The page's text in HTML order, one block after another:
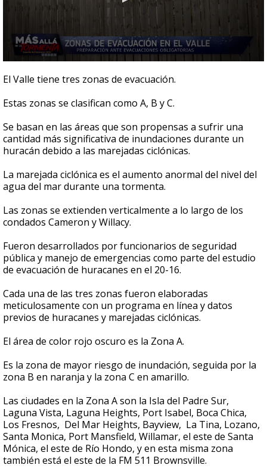
seconds
of
minutes,
seconds
El Valle tiene tres zonas de evacuación.
Estas zonas se clasifican como A, B y C.
Se basan en las áreas que son propensas a sufrir una
cantidad más significativa de inundaciones durante un
huracán debido a las marejadas ciclónicas.
La marejada ciclónica es el aumento anormal del nivel del
agua del mar durante una tormenta.
Las zonas se extienden verticalmente a lo largo de los
condados Cameron y Willacy.
Fueron desarrollados por funcionarios de seguridad
pública y manejo de emergencias como parte del estudio
de evacuación de huracanes en el 20-16.
Cada una de las tres zonas fueron elaboradas
meticulosamente con un programa en línea y datos
previos de huracanes y marejadas ciclónicas.
El área de color rojo oscuro es la Zona A.
Es la zona de mayor riesgo de inundación, seguida por la
zona B en naranja y la zona C en amarillo.
Las ciudades en la Zona A son la Isla del Padre Sur,
Laguna Vista, Laguna Heights, Port Isabel, Boca Chica,
Los Fresnos, Del Mar Heights, Bayview, La Tina, Lozano,
Santa Monica, Port Mansfield, Willamar, el este de Santa
Mónica, el este de Río Hondo, y en esta misma zona
también está el este de la FM 511 Brownsville.